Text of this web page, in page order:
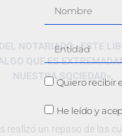
NOTARIADO «ESTE
QUE ES
NUESTRA SOCIEDAD»
realizó un repaso de las
Quiero recibir
He leído y